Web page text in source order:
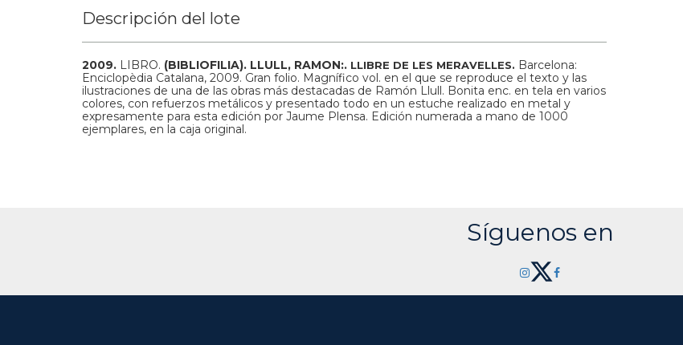
Descripción del lote
2009. LIBRO. (BIBLIOFILIA). LLULL, RAMON:. LLIBRE DE LES MERAVELLES. Barcelona:
Enciclopèdia Catalana, 2009. Gran folio. Magnífico vol. en el que se reproduce el texto y las
ilustraciones de una de las obras más destacadas de Ramón Llull. Bonita enc. en tela en varios
colores, con refuerzos metálicos y presentado todo en un estuche realizado en metal y
expresamente para esta edición por Jaume Plensa. Edición numerada a mano de 1000
ejemplares, en la caja original.
Síguenos en